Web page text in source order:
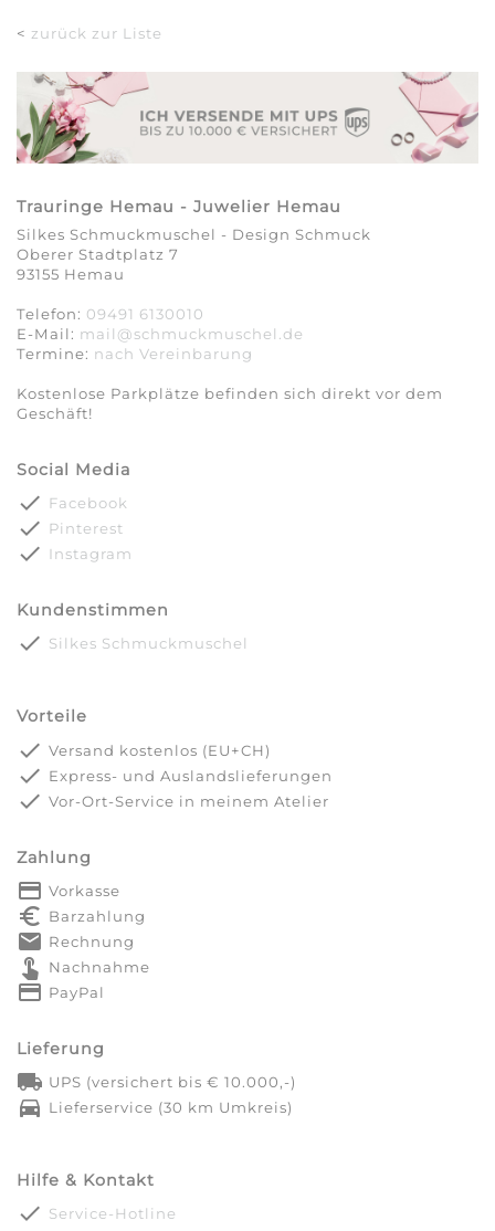
< zurück zur Liste
Trauringe Hemau - Juwelier Hemau
Silkes Schmuckmuschel - Design Schmuck
Oberer Stadtplatz 7
93155 Hemau
Telefon: 09491 6130010
E-Mail: mail@schmuckmuschel.de
Termine: nach Vereinbarung​​​​​​​
Kostenlose Parkplätze befinden sich direkt vor dem
Geschäft!
Social Media
done Facebook
done Pinterest
done Instagram
Kundenstimmen
done Silkes Schmuckmuschel
Vorteile
done Versand kostenlos (EU+CH)
done Express- und Auslandslieferungen
done Vor-Ort-Service in meinem Atelier
Zahlung
payment Vorkasse
euro_symbol Barzahlung
markunread Rechnung
touch_app Nachnahme
credit_card PayPal
Lieferung
local_shipping UPS (versichert bis € 10.000,-)
directions_car Lieferservice (30 km Umkreis)
Hilfe & Kontakt
done Service-Hotline